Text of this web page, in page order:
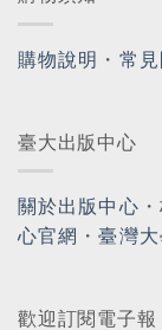
購物說明 ・ 常見
臺大出版中心
關於出版中心 ・
心官網 ・臺灣
歡迎訂閱電子報